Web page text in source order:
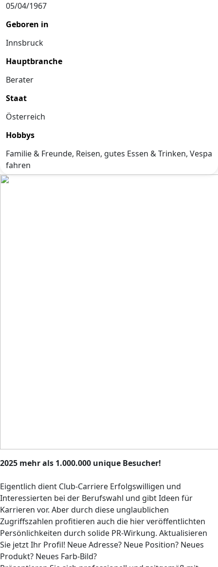
05/04/1967
Geboren in
Innsbruck
Hauptbranche
Berater
Staat
Österreich
Hobbys
Familie & Freunde, Reisen, gutes Essen & Trinken, Vespa
fahren
2025 mehr als 1.000.000 unique Besucher!
Eigentlich dient Club-Carriere Erfolgswilligen und
Interessierten bei der Berufswahl und gibt Ideen für
Karrieren vor. Aber durch diese unglaublichen
Zugriffszahlen profitieren auch die hier veröffentlichten
Persönlichkeiten durch solide PR-Wirkung. Aktualisieren
Sie jetzt Ihr Profil! Neue Adresse? Neue Position? Neues
Produkt? Neues Farb-Bild?